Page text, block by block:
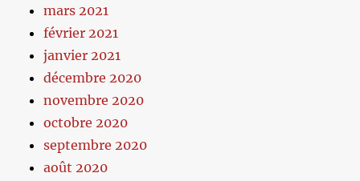
mars 2021
février 2021
janvier 2021
décembre 2020
novembre 2020
octobre 2020
septembre 2020
août 2020